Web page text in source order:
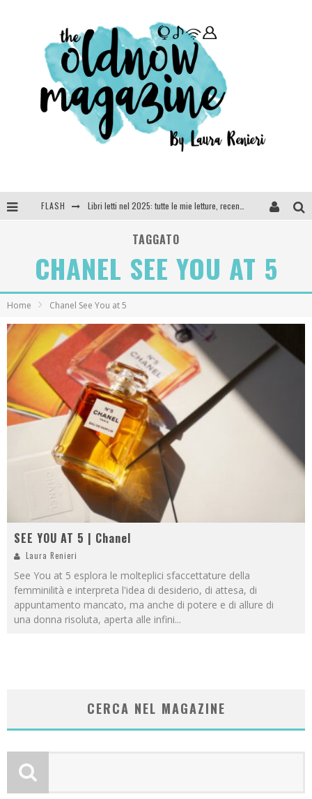
FLASH
SEE YOU AT 5 | Chanel
Anya Taylor-Joy, Jisoo e Willow Smith protagoniste della nuova campagna Dior Addict
TAGGATO
CHANEL SEE YOU AT 5
Home Chanel See You at 5
SEE YOU AT 5 | Chanel
Laura Renieri
See You at 5 esplora le molteplici sfaccettature della
femminilità e interpreta l'idea di desiderio, di attesa, di
appuntamento mancato, ma anche di potere e di allure di
una donna risoluta, aperta alle infini...
CERCA NEL MAGAZINE